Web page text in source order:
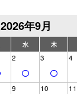
2026年9月
水 木
2 3 4
9 10 11